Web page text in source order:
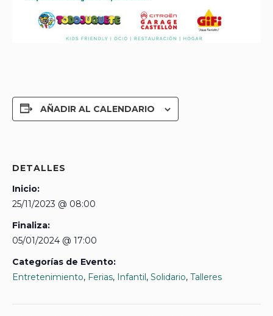
AÑADIR AL CALENDARIO
DETALLES
Inicio:
25/11/2023 @ 08:00
Finaliza:
05/01/2024 @ 17:00
Categorías de Evento:
Entretenimiento, Ferias, Infantil, Solidario, Talleres